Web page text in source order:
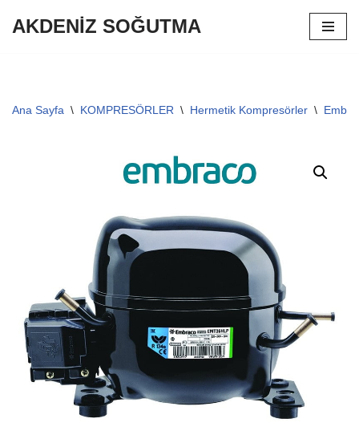
AKDENİZ SOĞUTMA
Ana Sayfa \ KOMPRESÖRLER \ Hermetik Kompresörler \